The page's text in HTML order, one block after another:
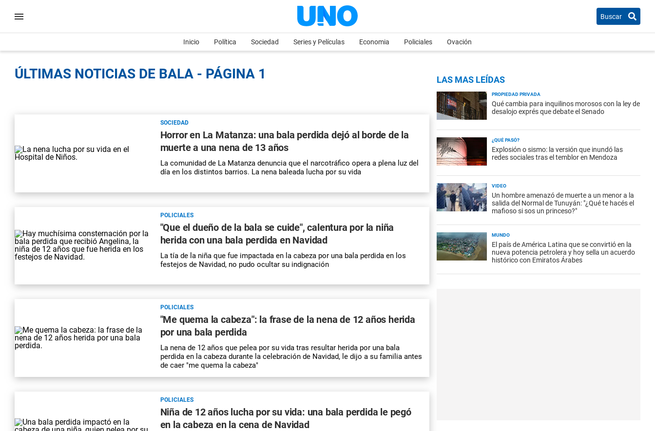
Buscar
Inicio Política Sociedad Series y Películas Economia Policiales Ovación
ÚLTIMAS NOTICIAS DE BALA - PÁGINA 1
SOCIEDAD
Horror en La Matanza: una bala perdida dejó al borde de la
muerte a una nena de 13 años
La comunidad de La Matanza denuncia que el narcotráfico opera a plena luz del
día en los distintos barrios. La nena baleada lucha por su vida
POLICIALES
"Que el dueño de la bala se cuide", calentura por la niña
herida con una bala perdida en Navidad
La tía de la niña que fue impactada en la cabeza por una bala perdida en los
festejos de Navidad, no pudo ocultar su indignación
POLICIALES
"Me quema la cabeza": la frase de la nena de 12 años herida
por una bala perdida
La nena de 12 años que pelea por su vida tras resultar herida por una bala
perdida en la cabeza durante la celebración de Navidad, le dijo a su familia antes
de caer "me quema la cabeza"
POLICIALES
Niña de 12 años lucha por su vida: una bala perdida le pegó
en la cabeza en la cena de Navidad
LAS MAS LEÍDAS
PROPIEDAD PRIVADA
Qué cambia para inquilinos morosos con la ley de
desalojo exprés que debate el Senado
¿QUÉ PASÓ?
Explosión o sismo: la versión que inundó las
redes sociales tras el temblor en Mendoza
VIDEO
Un hombre amenazó de muerte a un menor a la
salida del Normal de Tunuyán: "¿Qué te hacés el
mafioso si sos un princeso?"
MUNDO
El país de América Latina que se convirtió en la
nueva potencia petrolera y hoy sella un acuerdo
histórico con Emiratos Árabes